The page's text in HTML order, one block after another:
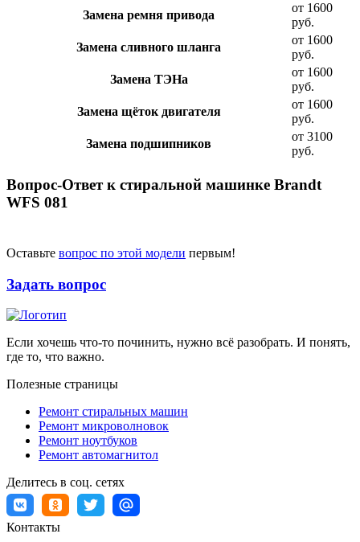
Замена ремня привода
от 1600
руб.
Замена сливного шланга
от 1600
руб.
Замена ТЭНа
от 1600
руб.
Замена щёток двигателя
от 1600
руб.
Замена подшипников
от 3100
руб.
Вопрос-Ответ к стиральной машинке Brandt
WFS 081
Оставьте вопрос по этой модели первым!
Задать вопрос
Если хочешь что-то починить, нужно всё разобрать. И понять,
где то, что важно.
Полезные страницы
Ремонт стиральных машин
Ремонт микроволновок
Ремонт ноутбуков
Ремонт автомагнитол
Делитесь в соц. сетях
Контакты